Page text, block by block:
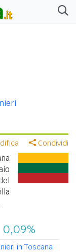
Condividi
0,09%
in Toscana